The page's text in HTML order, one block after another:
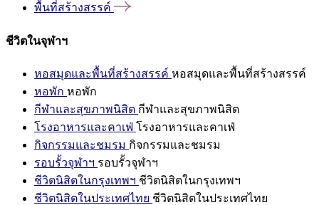
พื้นที่สร้างสรรค์
ชีวิตในจุฬาฯ
หอสมุดและพื้นที่สร้างสรรค์ หอสมุดและพื้นที่สร้างสรรค์
หอพัก หอพัก
กีฬาและสุขภาพนิสิต กีฬาและสุขภาพนิสิต
โรงอาหารและคาเฟ่ โรงอาหารและคาเฟ่
กิจกรรมและชมรม กิจกรรมและชมรม
รอบรั้วจุฬาฯ รอบรั้วจุฬาฯ
ชีวิตนิสิตในกรุงเทพฯ ชีวิตนิสิตในกรุงเทพฯ
ชีวิตนิสิตในประเทศไทย ชีวิตนิสิตในประเทศไทย